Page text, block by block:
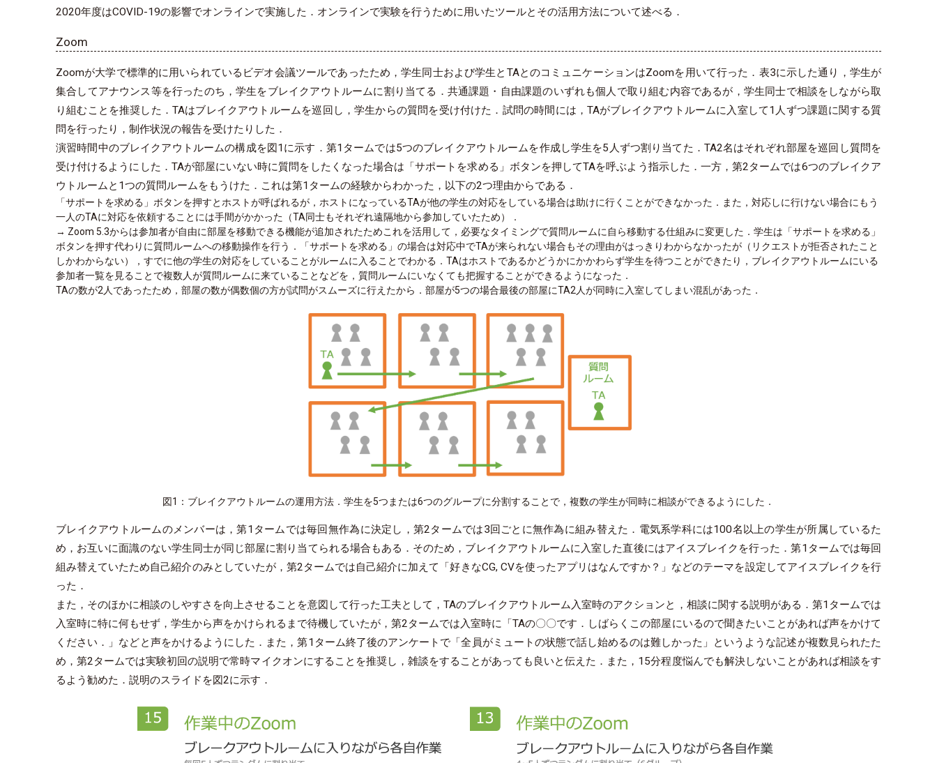
2020年度はCOVID-19の影響でオンラインで実施した．オンラインで実験を行うために用いたツールとその活用方法について述べる．
Zoom
Zoomが大学で標準的に用いられているビデオ会議ツールであったため，学生同士および学生とTAとのコミュニケーションはZoomを用いて行った．表3に示した通り，学生が
集合してアナウンス等を行ったのち，学生をブレイクアウトルームに割り当てる．共通課題・自由課題のいずれも個人で取り組む内容であるが，学生同士で相談をしながら取
り組むことを推奨した．TAはブレイクアウトルームを巡回し，学生からの質問を受け付けた．試問の時間には，TAがブレイクアウトルームに入室して1人ずつ課題に関する質
問を行ったり，制作状況の報告を受けたりした．
演習時間中のブレイクアウトルームの構成を図1に示す．第1タームでは5つのブレイクアウトルームを作成し学生を5人ずつ割り当てた．TA2名はそれぞれ部屋を巡回し質問を
受け付けるようにした．TAが部屋にいない時に質問をしたくなった場合は「サポートを求める」ボタンを押してTAを呼ぶよう指示した．一方，第2タームでは6つのブレイクア
ウトルームと1つの質問ルームをもうけた．これは第1タームの経験からわかった，以下の2つ理由からである．
「サポートを求める」ボタンを押すとホストが呼ばれるが，ホストになっているTAが他の学生の対応をしている場合は助けに行くことができなかった．また，対応しに行けない場合にもう
一人のTAに対応を依頼することには手間がかかった（TA同士もそれぞれ遠隔地から参加していたため）．
→ Zoom 5.3からは参加者が自由に部屋を移動できる機能が追加されたためこれを活用して，必要なタイミングで質問ルームに自ら移動する仕組みに変更した．学生は「サポートを求める」
ボタンを押す代わりに質問ルームへの移動操作を行う．「サポートを求める」の場合は対応中でTAが来られない場合もその理由がはっきりわからなかったが（リクエストが拒否されたこと
しかわからない），すでに他の学生の対応をしていることがルームに入ることでわかる．TAはホストであるかどうかにかかわらず学生を待つことができたり，ブレイクアウトルームにいる
参加者一覧を見ることで複数人が質問ルームに来ていることなどを，質問ルームにいなくても把握することができるようになった．
TAの数が2人であったため，部屋の数が偶数個の方が試問がスムーズに行えたから．部屋が5つの場合最後の部屋にTA2人が同時に入室してしまい混乱があった．
図1：ブレイクアウトルームの運用方法．学生を5つまたは6つのグループに分割することで，複数の学生が同時に相談ができるようにした．
ブレイクアウトルームのメンバーは，第1タームでは毎回無作為に決定し，第2タームでは3回ごとに無作為に組み替えた．電気系学科には100名以上の学生が所属しているた
め，お互いに面識のない学生同士が同じ部屋に割り当てられる場合もある．そのため，ブレイクアウトルームに入室した直後にはアイスブレイクを行った．第1タームでは毎回
組み替えていたため自己紹介のみとしていたが，第2タームでは自己紹介に加えて「好きなCG, CVを使ったアプリはなんですか？」などのテーマを設定してアイスブレイクを行
った．
また，そのほかに相談のしやすさを向上させることを意図して行った工夫として，TAのブレイクアウトルーム入室時のアクションと，相談に関する説明がある．第1タームでは
入室時に特に何もせず，学生から声をかけられるまで待機していたが，第2タームでは入室時に「TAの〇〇です．しばらくこの部屋にいるので聞きたいことがあれば声をかけて
ください．」などと声をかけるようにした．また，第1ターム終了後のアンケートで「全員がミュートの状態で話し始めるのは難しかった」というような記述が複数見られたた
め，第2タームでは実験初回の説明で常時マイクオンにすることを推奨し，雑談をすることがあっても良いと伝えた．また，15分程度悩んでも解決しないことがあれば相談をす
るよう勧めた．説明のスライドを図2に示す．